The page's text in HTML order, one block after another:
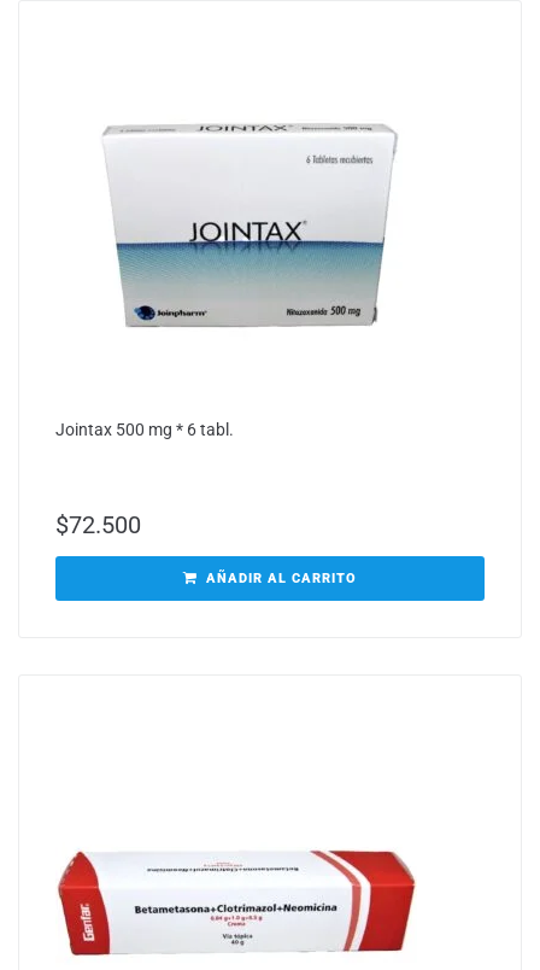
Jointax 500 mg * 6 tabl.
$72.500
AÑADIR AL CARRITO